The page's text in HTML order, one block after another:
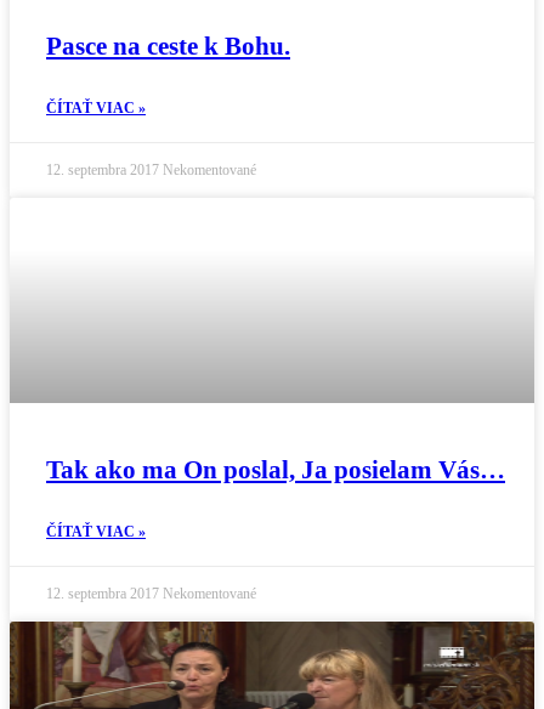
Pasce na ceste k Bohu.
ČÍTAŤ VIAC »
12. septembra 2017 Nekomentované
Tak ako ma On poslal, Ja posielam Vás…
ČÍTAŤ VIAC »
12. septembra 2017 Nekomentované